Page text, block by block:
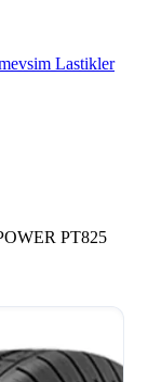
Lastikler
PT825